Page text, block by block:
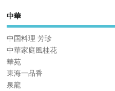
中華
中国料理 芳珍
中華家庭風桂花
華苑
東海一品香
泉龍